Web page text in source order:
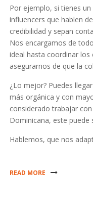
Por ejemplo, si tienes
influencers que hablen
credibilidad y sepan
Nos encargamos de
ideal hasta coordinar
asegurarnos de que la
¿Lo mejor? Puedes
más orgánica y con
considerado trabajar
Dominicana, este
Hablemos, que nos
READ MORE